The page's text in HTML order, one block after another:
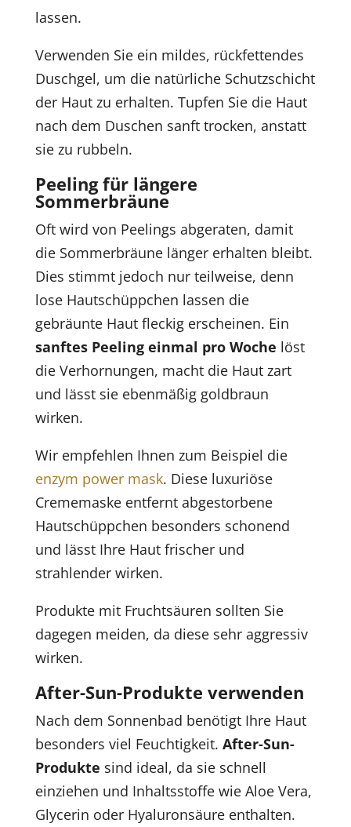
lassen.
Verwenden Sie ein mildes, rückfettendes
Duschgel, um die natürliche Schutzschicht
der Haut zu erhalten. Tupfen Sie die Haut
nach dem Duschen sanft trocken, anstatt
sie zu rubbeln.
Peeling für längere
Sommerbräune
Oft wird von Peelings abgeraten, damit
die Sommerbräune länger erhalten bleibt.
Dies stimmt jedoch nur teilweise, denn
lose Hautschüppchen lassen die
gebräunte Haut fleckig erscheinen. Ein
sanftes Peeling einmal pro Woche löst
die Verhornungen, macht die Haut zart
und lässt sie ebenmäßig goldbraun
wirken.
Wir empfehlen Ihnen zum Beispiel die
enzym power mask. Diese luxuriöse
Crememaske entfernt abgestorbene
Hautschüppchen besonders schonend
und lässt Ihre Haut frischer und
strahlender wirken.
Produkte mit Fruchtsäuren sollten Sie
dagegen meiden, da diese sehr aggressiv
wirken.
After-Sun-Produkte verwenden
Nach dem Sonnenbad benötigt Ihre Haut
besonders viel Feuchtigkeit. After-Sun-
Produkte sind ideal, da sie schnell
einziehen und Inhaltsstoffe wie Aloe Vera,
Glycerin oder Hyaluronsäure enthalten.